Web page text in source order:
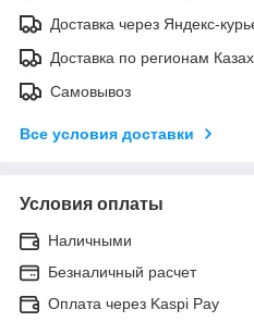
Доставка через Яндекс-
Доставка по регионам
Самовывоз
Все условия доставки
Условия оплаты
Наличными
Безналичный расчет
Оплата через Kaspi Pay